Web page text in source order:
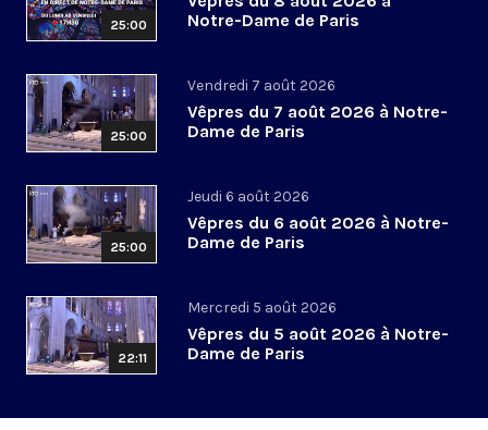
25:00
Notre-Dame de Paris
25:00
Vendredi 7 août 2026
Vêpres du 7 août 2026 à Notre-
Dame de Paris
25:00
Jeudi 6 août 2026
Vêpres du 6 août 2026 à Notre-
Dame de Paris
22:11
Mercredi 5 août 2026
Vêpres du 5 août 2026 à Notre-
Dame de Paris